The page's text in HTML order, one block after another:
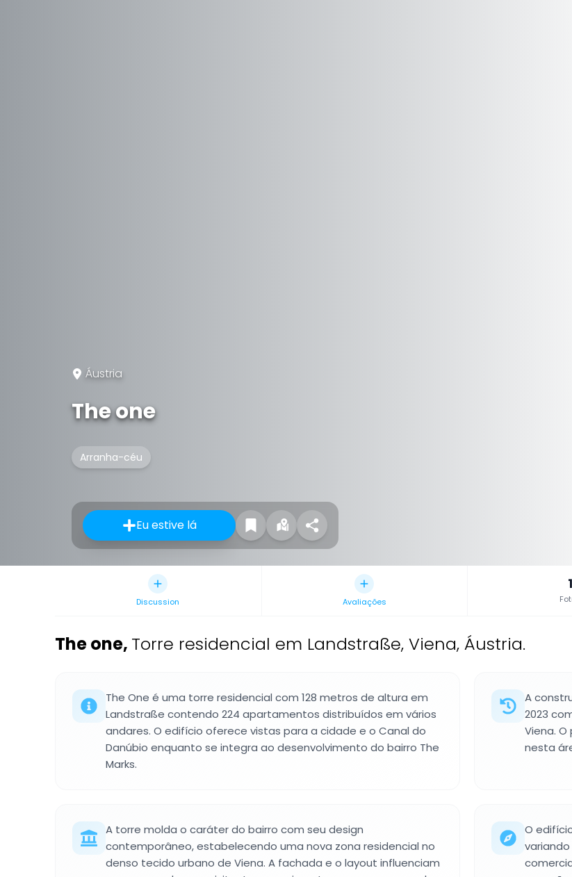
Áustria
The one
Arranha-céu
Eu estive lá
Discussion Avaliações
1
The one, Torre residencial em Landstraße, Viena, Áustria.
The One é uma torre residencial com 128 metros de altura em
Landstraße contendo 224 apartamentos distribuídos em vários
andares. O edifício oferece vistas para a cidade e o Canal do
Danúbio enquanto se integra ao desenvolvimento do bairro The
Marks.
A
2023
Viena.
nesta
A torre molda o caráter do bairro com seu design
contemporâneo, estabelecendo uma nova zona residencial no
denso tecido urbano de Viena. A fachada e o layout influenciam
O